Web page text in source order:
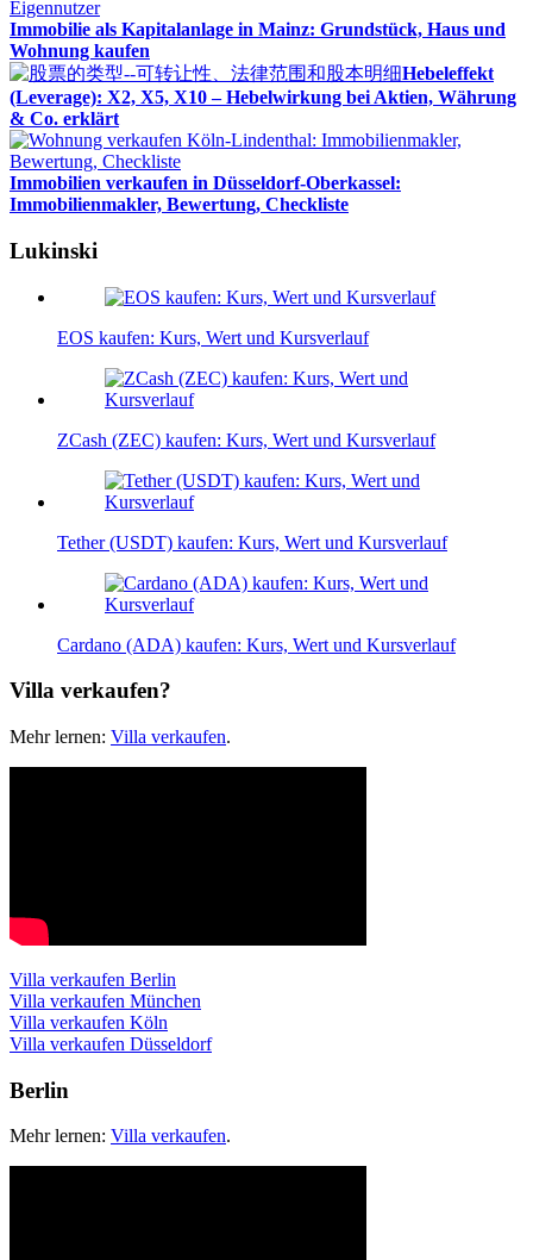
Immobilie als Kapitalanlage in Mainz: Grundstück, Haus und
Wohnung kaufen
Hebeleffekt
(Leverage): X2, X5, X10 – Hebelwirkung bei Aktien, Währung
& Co. erklärt
Immobilien verkaufen in Düsseldorf-Oberkassel:
Immobilienmakler, Bewertung, Checkliste
Lukinski
EOS kaufen: Kurs, Wert und Kursverlauf
ZCash (ZEC) kaufen: Kurs, Wert und Kursverlauf
Tether (USDT) kaufen: Kurs, Wert und Kursverlauf
Cardano (ADA) kaufen: Kurs, Wert und Kursverlauf
Villa verkaufen?
Mehr lernen: Villa verkaufen.
Villa verkaufen Berlin
Villa verkaufen München
Villa verkaufen Köln
Villa verkaufen Düsseldorf
Berlin
Mehr lernen: Villa verkaufen.